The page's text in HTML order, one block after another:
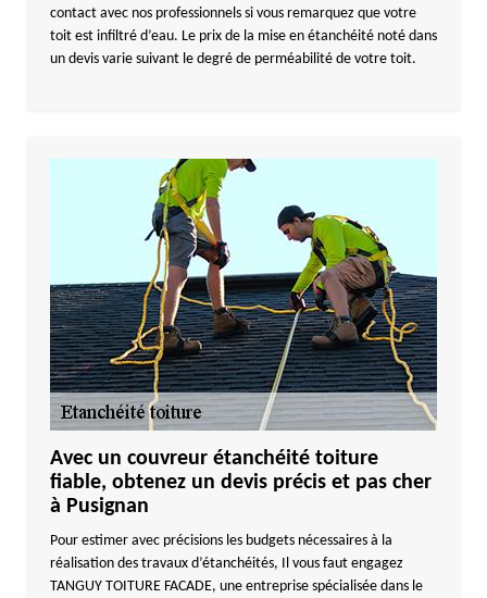
contact avec nos professionnels si vous remarquez que votre
toit est infiltré d’eau. Le prix de la mise en étanchéité noté dans
un devis varie suivant le degré de perméabilité de votre toit.
Avec un couvreur étanchéité toiture
fiable, obtenez un devis précis et pas cher
à Pusignan
Pour estimer avec précisions les budgets nécessaires à la
réalisation des travaux d’étanchéités, Il vous faut engagez
TANGUY TOITURE FACADE, une entreprise spécialisée dans le